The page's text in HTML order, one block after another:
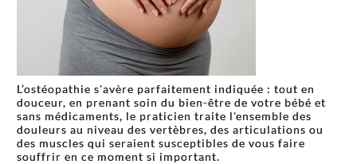
L’ostéopathie s'avère parfaitement indiquée : tout en
douceur, en prenant soin du bien-être de votre bébé et
sans médicaments, le praticien traite l'ensemble des
douleurs au niveau des vertèbres, des articulations ou
des muscles qui seraient susceptibles de vous faire
souffrir en ce moment si important.